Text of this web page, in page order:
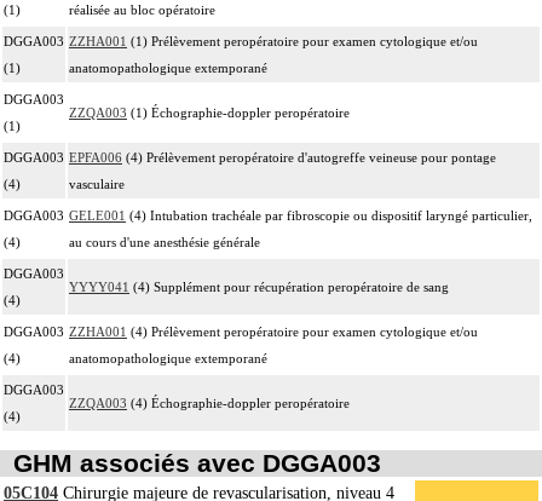
(1)
réalisée au bloc opératoire
DGGA003
(1)
ZZHA001 (1) Prélèvement peropératoire pour examen cytologique et/ou
anatomopathologique extemporané
DGGA003
(1)
ZZQA003 (1) Échographie-doppler peropératoire
DGGA003
(4)
EPFA006 (4) Prélèvement peropératoire d'autogreffe veineuse pour pontage
vasculaire
DGGA003
(4)
GELE001 (4) Intubation trachéale par fibroscopie ou dispositif laryngé particulier,
au cours d'une anesthésie générale
DGGA003
(4)
YYYY041 (4) Supplément pour récupération peropératoire de sang
DGGA003
(4)
ZZHA001 (4) Prélèvement peropératoire pour examen cytologique et/ou
anatomopathologique extemporané
DGGA003
(4)
ZZQA003 (4) Échographie-doppler peropératoire
GHM associés avec DGGA003
05C104 Chirurgie majeure de revascularisation, niveau 4